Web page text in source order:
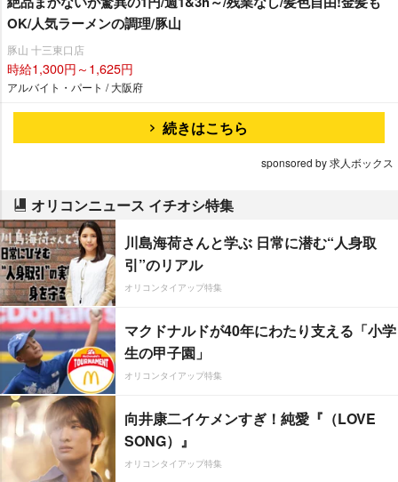
OK/人気ラーメンの調理/豚山
豚山 十三東口店
時給1,300円～1,625円
アルバイト・パート / 大阪府
続きはこちら
sponsored by 求人ボックス
オリコンニュース イチオシ特集
川島海荷さんと学ぶ 日常に潜む“人身取
引”のリアル
オリコンタイアップ特集
マクドナルドが40年にわたり支える「小学
生の甲子園」
オリコンタイアップ特集
向井康二イケメンすぎ！純愛『（LOVE
SONG）』
オリコンタイアップ特集